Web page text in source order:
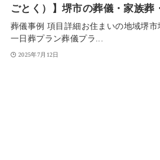
ごとく）】堺市の葬儀・家族葬
葬儀事例 項目詳細お住まいの地域堺
一日葬プラン葬儀プラ...
2025年7月12日